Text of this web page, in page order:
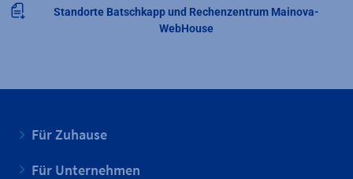
Standorte Batschkapp und Rechenzentrum Mainova-
WebHouse
Für Zuhause
Für Unternehmen